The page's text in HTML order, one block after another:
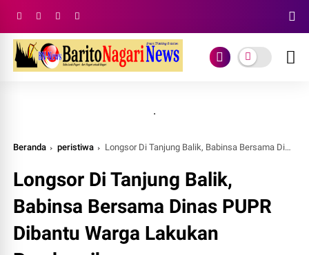
.
Beranda peristiwa Longsor Di Tanjung Balik, Babinsa Bersama Dinas PUPR Dibantu Warga Lakukan Pembersihan
Longsor Di Tanjung Balik,
Babinsa Bersama Dinas PUPR
Dibantu Warga Lakukan